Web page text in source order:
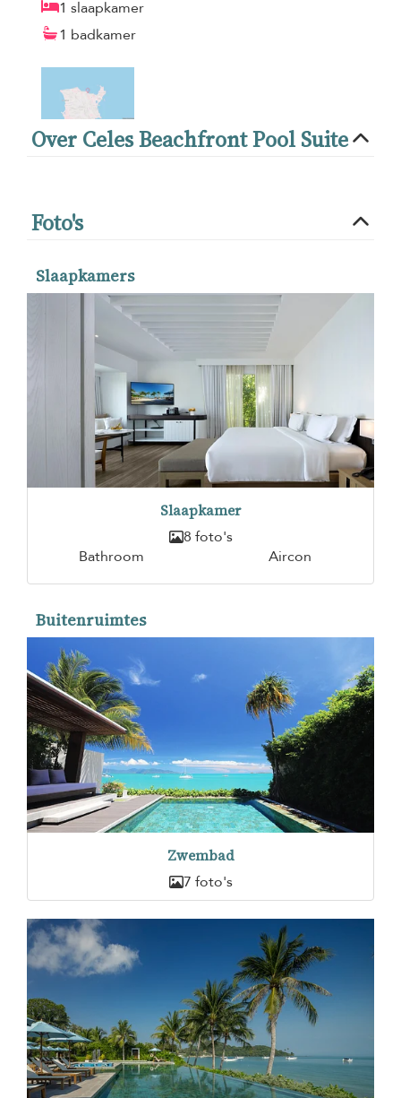
1 slaapkamer
1 badkamer
Over Celes Beachfront Pool Suite
Foto's
Slaapkamers
Slaapkamer
8 foto's
Bathroom
Aircon
Buitenruimtes
Zwembad
7 foto's